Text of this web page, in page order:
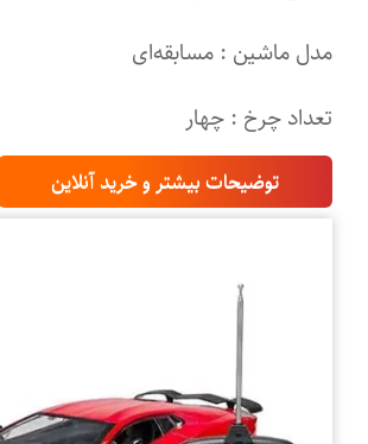
مدل ماشین : مسابقه‌ای
تعداد چرخ : چهار
توضیحات بیشتر و خرید آنلاین